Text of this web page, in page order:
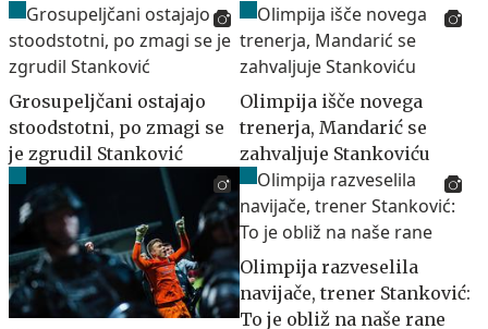
Grosupeljčani ostajajo
stoodstotni, po zmagi se
je zgrudil Stanković
Olimpija išče novega
trenerja, Mandarić se
zahvaljuje Stankoviću
Olimpija razveselila
navijače, trener Stanković:
To je obliž na naše rane